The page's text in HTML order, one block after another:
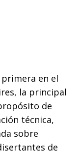
en el
la principal
de
técnica,
sobre
de